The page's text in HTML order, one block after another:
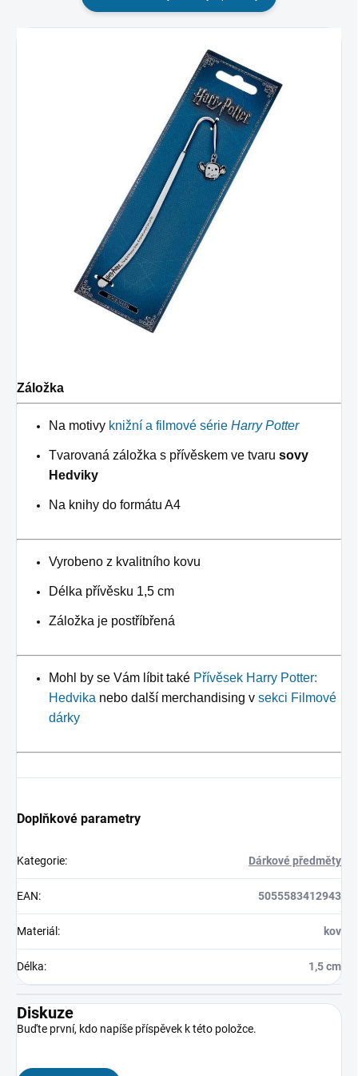
Záložka
Na motivy knižní a filmové série Harry Potter
Tvarovaná záložka s přívěskem ve tvaru sovy
Hedviky
Na knihy do formátu A4
Vyrobeno z kvalitního kovu
Délka přívěsku 1,5 cm
Záložka je postříbřená
Mohl by se Vám líbit také Přívěsek Harry Potter:
Hedvika nebo další merchandising v sekci Filmové
dárky
Doplňkové parametry
Kategorie: Dárkové předměty
EAN: 5055583412943
Materiál : kov
Délka: 1,5 cm
Diskuze
Buďte první, kdo napíše příspěvek k této položce.